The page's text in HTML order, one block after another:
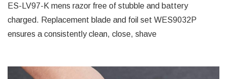
ES-LV97-K mens razor free of stubble and battery
charged. Replacement blade and foil set WES9032P
ensures a consistently clean, close, shave